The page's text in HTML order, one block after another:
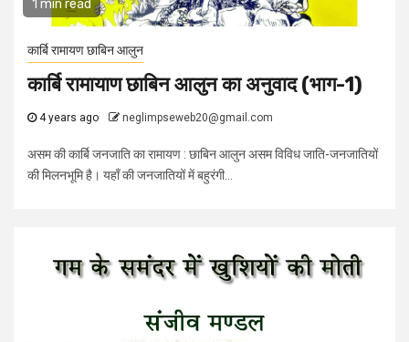
1 min read
कार्बि रामायण छाबिन आलुन
कार्बि रामायाण छाबिन आलुन का अनुवाद (भाग-1)
4 years ago neglimpseweb20@gmail.com
असम की कार्बि जनजाति का रामायण : छाबिन आलुन असम विविध जाति-जनजातियों
की मिलनभूमि है। यहाँ की जनजातियों में बहुरंगी...